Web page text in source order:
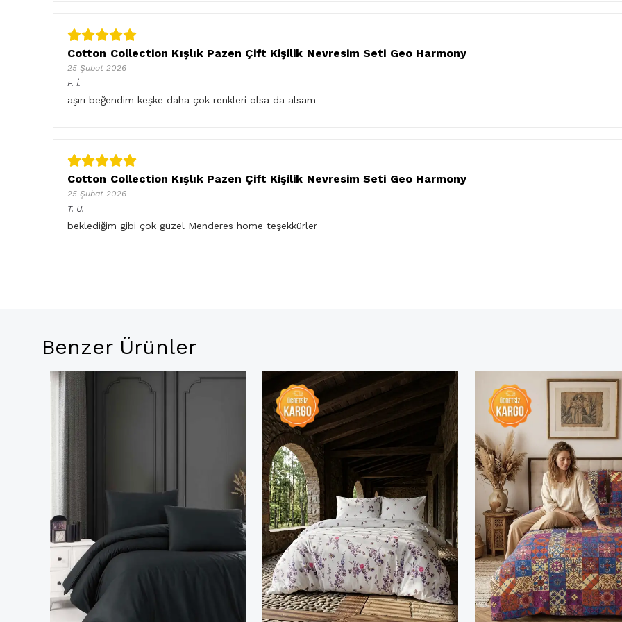
Cotton Collection Kışlık Pazen Çift Kişilik Nevresim Seti Geo Harmony
25 Şubat 2026
F. İ.
aşırı beğendim keşke daha çok renkleri olsa da alsam
Cotton Collection Kışlık Pazen Çift Kişilik Nevresim Seti Geo Harmony
25 Şubat 2026
T. Ü.
beklediğim gibi çok güzel Menderes home teşekkürler
Benzer Ürünler